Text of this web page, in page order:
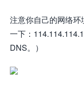
注意你自己的网络
一下：
DNS。）